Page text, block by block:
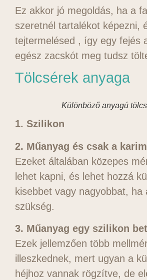
Ez akkor jó megoldás, ha a
szeretnél tartalékot képezni,
tejtermelésed , így egy fejés
egész zacskót meg tudsz
Tölcsérek anyaga
Különböző anyagú
1. Szilikon
2. Műanyag és csak a
Ezeket általában közepes
lehet kapni, és lehet hozzá
kisebbet vagy nagyobbat, ha
szükség.
3. Műanyag egy szilikon
Ezek jellemzően több
illeszkednek, mert ugyan a
héjhoz vannak rögzítve, de